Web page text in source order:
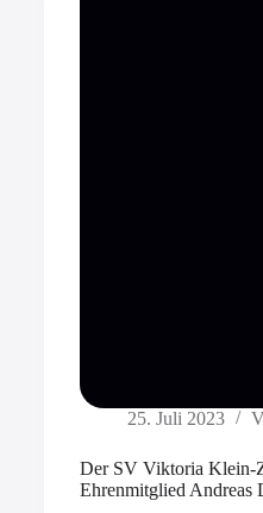
25. Juli 2023
Der SV Viktoria Klein-
Ehrenmitglied Andreas